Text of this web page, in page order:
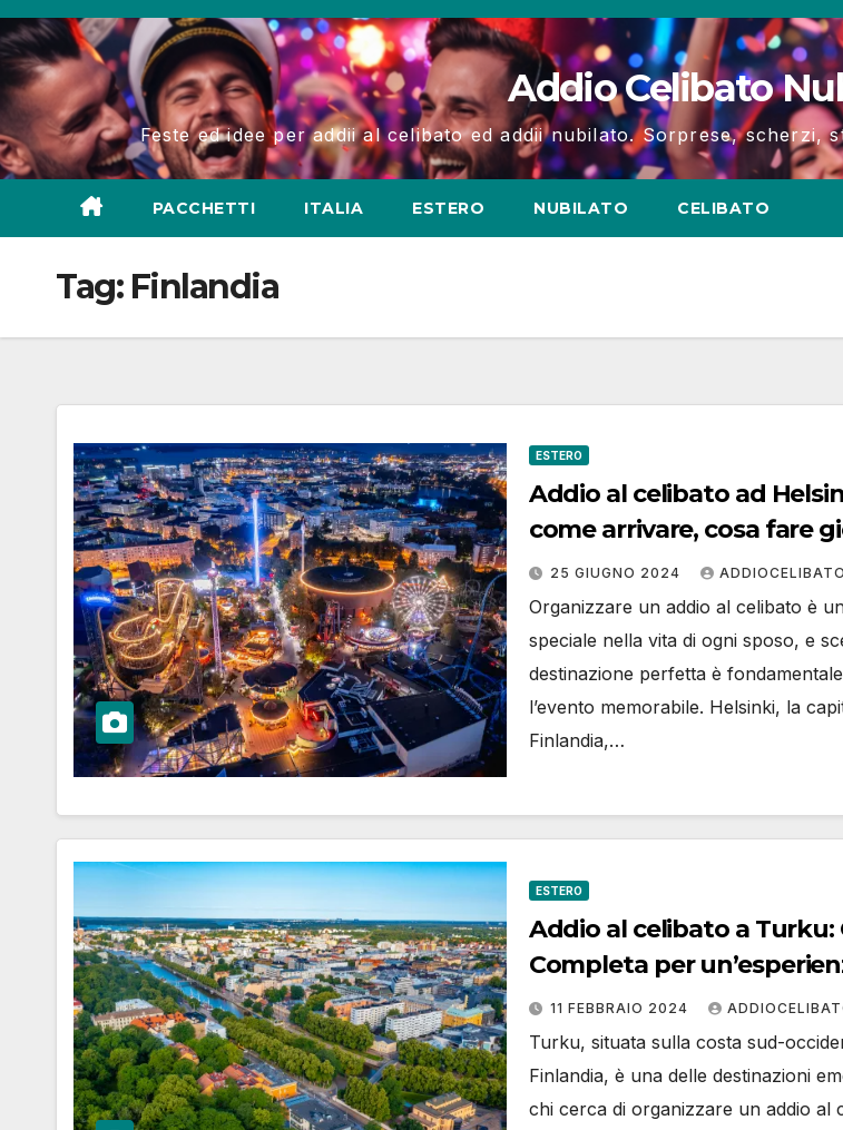
Salta
al
contenuto
Addio Celibato
Feste ed idee per addii al celibato ed addii nubilato. Sorprese, scherzi,
PACCHETTI ITALIA ESTERO NUBILATO CELIBATO
Tag: Finlandia
ESTERO
Addio al celibato ad
come arrivare, cosa fare
notte, consigli su come
organizzare e prenotare
25 GIUGNO 2024
Organizzare un addio al celibato è
speciale nella vita di ogni sposo, e
destinazione perfetta è
l’evento memorabile. Helsinki, la
Finlandia,…
ESTERO
Addio al celibato a Turku:
Completa per
indimenticabile
11 FEBBRAIO 2024
Turku, situata sulla costa sud-
Finlandia, è una delle destinazioni
chi cerca di organizzare un addio al